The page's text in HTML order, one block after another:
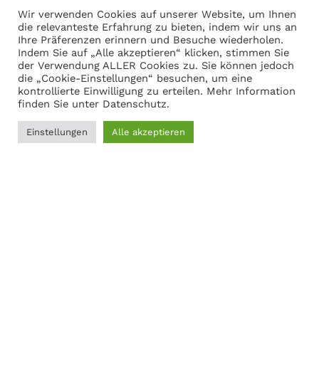
Mein Konto
Anmelden
Warenkorb anzeigen
Adresse
Martin Gasch
Wir verwenden Cookies auf unserer Website, um Ihnen
die relevanteste Erfahrung zu bieten, indem wir uns an
Ihre Präferenzen erinnern und Besuche wiederholen.
Indem Sie auf „Alle akzeptieren“ klicken, stimmen Sie
der Verwendung ALLER Cookies zu. Sie können jedoch
die „Cookie-Einstellungen“ besuchen, um eine
kontrollierte Einwilligung zu erteilen. Mehr Information
finden Sie unter Datenschutz.
Einstellungen Alle akzeptieren